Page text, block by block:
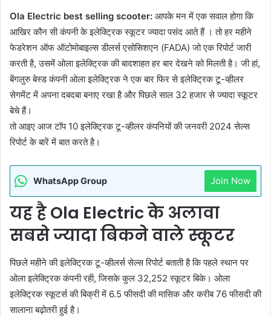
Ola Electric best selling scooter: आपके मन में एक सवाल होगा कि
आखिर कौन सी कंपनी के इलेक्ट्रिक स्कूटर ज्यादा पसंद आते हैं । तो हर महीने
फेडरेशन ऑफ ऑटोमोबाइल्स डीलर्स एसोसिशएन (FADA) जो एक रिपोर्ट जारी
करती है, उसमें ओला इलेक्ट्रिक की बादशाहत हर बार देखने को मिलती है। जी हां,
बेंगलुरु बेस्ड कंपनी ओला इलेक्ट्रिक ने एक बार फिर से इलेक्ट्रिक टू-व्हीलर
सेगमेंट में अपना दबदबा बनाए रखा है और पिछले साल 32 हजार से ज्यादा स्कूटर
बेचे हैं।
तो आइए आज टॉप 10 इलेक्ट्रिक टू-व्हीलर कंपनियों की जनवरी 2024 सेल्स
रिपोर्ट के बारें में बात करते है।
WhatsApp Group Join Now
यह है Ola Electric के अलावा
सबसे ज्यादा बिकने वाले स्कूटर
पिछले महीने की इलेक्ट्रिक टू-व्हीलर्स सेल्स रिपोर्ट बताती है कि पहले स्थान पर
ओला इलेक्ट्रिक कंपनी रही, जिसके कुल 32,252 स्कूटर बिके। ओला
इलेक्ट्रिक स्कूटर्स की बिक्री में 6.5 फीसदी की मासिक और करीब 76 फीसदी की
सालाना बढ़ोतरी हुई है।